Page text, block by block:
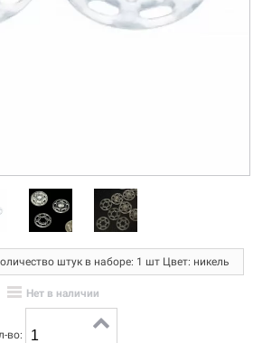
штук в наборе: 1 шт Цвет: никель
Нет в наличии
во: